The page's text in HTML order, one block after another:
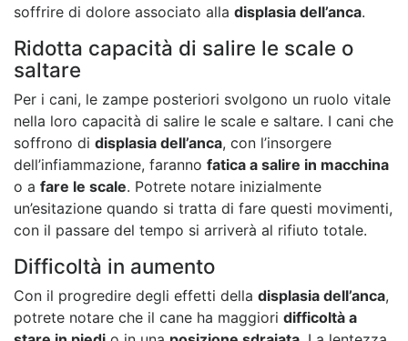
soffrire di dolore associato alla displasia dell’anca.
Ridotta capacità di salire le scale o
saltare
Per i cani, le zampe posteriori svolgono un ruolo vitale
nella loro capacità di salire le scale e saltare. I cani che
soffrono di displasia dell’anca, con l’insorgere
dell’infiammazione, faranno fatica a salire in macchina
o a fare le scale. Potrete notare inizialmente
un’esitazione quando si tratta di fare questi movimenti,
con il passare del tempo si arriverà al rifiuto totale.
Difficoltà in aumento
Con il progredire degli effetti della displasia dell’anca,
potrete notare che il cane ha maggiori difficoltà a